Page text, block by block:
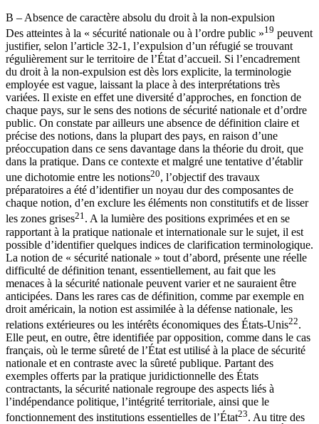
B – Absence de caractère absolu du droit à la non-expulsion
Des atteintes à la « sécurité nationale ou à l’ordre public »19 peuvent
justifier, selon l’article 32-1, l’expulsion d’un réfugié se trouvant
régulièrement sur le territoire de l’État d’accueil. Si l’encadrement
du droit à la non-expulsion est dès lors explicite, la terminologie
employée est vague, laissant la place à des interprétations très
variées. Il existe en effet une diversité d’approches, en fonction de
chaque pays, sur le sens des notions de sécurité nationale et d’ordre
public. On constate par ailleurs une absence de définition claire et
précise des notions, dans la plupart des pays, en raison d’une
préoccupation dans ce sens davantage dans la théorie du droit, que
dans la pratique. Dans ce contexte et malgré une tentative d’établir
une dichotomie entre les notions20, l’objectif des travaux
préparatoires a été d’identifier un noyau dur des composantes de
chaque notion, d’en exclure les éléments non constitutifs et de lisser
les zones grises21 . A la lumière des positions exprimées et en se
rapportant à la pratique nationale et internationale sur le sujet, il est
possible d’identifier quelques indices de clarification terminologique.
La notion de « sécurité nationale » tout d’abord, présente une réelle
difficulté de définition tenant, essentiellement, au fait que les
menaces à la sécurité nationale peuvent varier et ne sauraient être
anticipées. Dans les rares cas de définition, comme par exemple en
droit américain, la notion est assimilée à la défense nationale, les
relations extérieures ou les intérêts économiques des États-Unis22.
Elle peut, en outre, être identifiée par opposition, comme dans le cas
français, où le terme sûreté de l’État est utilisé à la place de sécurité
nationale et en contraste avec la sûreté publique. Partant des
exemples offerts par la pratique juridictionnelle des États
contractants, la sécurité nationale regroupe des aspects liés à
l’indépendance politique, l’intégrité territoriale, ainsi que le
fonctionnement des institutions essentielles de l’État23. Au titre des